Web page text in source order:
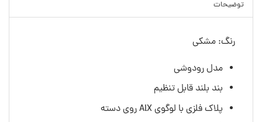
توضیحات
رنگ: مشکی
مدل رودوشی
بند بلند قابل تنظیم
پلاک فلزی با لوگوی AlX روی دسته